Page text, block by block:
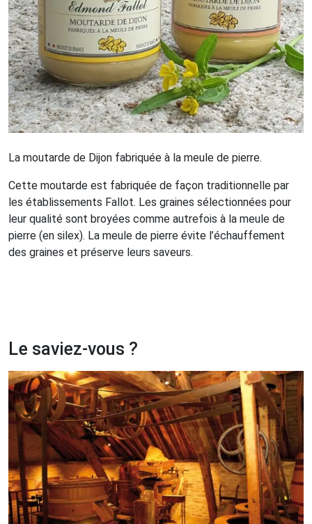
La moutarde de Dijon fabriquée à la meule de pierre.
Cette moutarde est fabriquée de façon traditionnelle par
les établissements Fallot. Les graines sélectionnées pour
leur qualité sont broyées comme autrefois à la meule de
pierre (en silex). La meule de pierre évite l’échauffement
des graines et préserve leurs saveurs.
Le saviez-vous ?